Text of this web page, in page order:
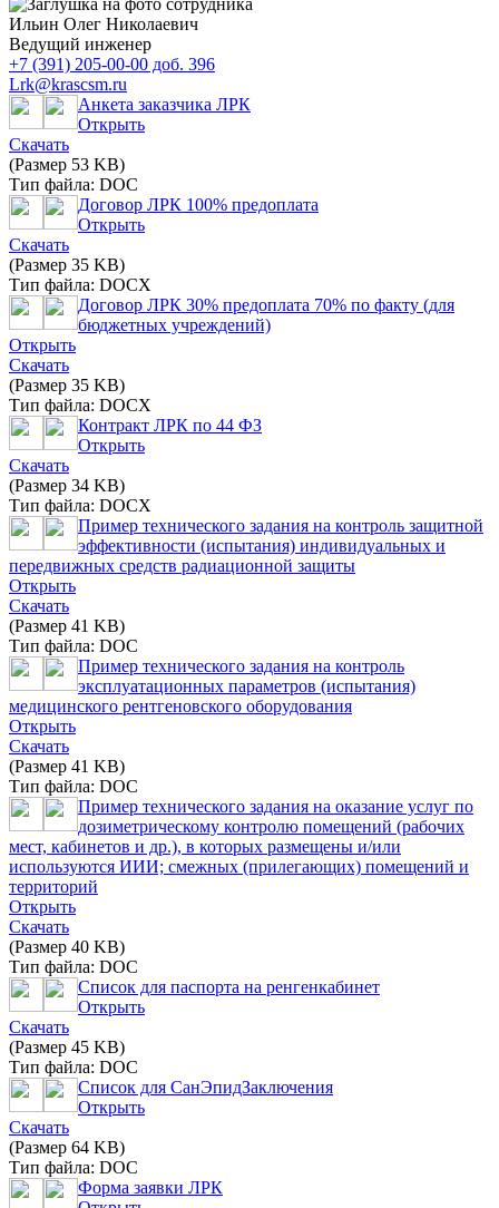
Ильин Олег Николаевич
Ведущий инженер
+7 (391) 205-00-00 доб. 396
Lrk@krascsm.ru
Анкета заказчика ЛРК
Открыть
Скачать
(Размер 53 KB)
Тип файла: DOC
Договор ЛРК 100% предоплата
Открыть
Скачать
(Размер 35 KB)
Тип файла: DOCX
Договор ЛРК 30% предоплата 70% по факту (для
бюджетных учреждений)
Открыть
Скачать
(Размер 35 KB)
Тип файла: DOCX
Контракт ЛРК по 44 ФЗ
Открыть
Скачать
(Размер 34 KB)
Тип файла: DOCX
Пример технического задания на контроль защитной
эффективности (испытания) индивидуальных и
передвижных средств радиационной защиты
Открыть
Скачать
(Размер 41 KB)
Тип файла: DOC
Пример технического задания на контроль
эксплуатационных параметров (испытания)
медицинского рентгеновского оборудования
Открыть
Скачать
(Размер 41 KB)
Тип файла: DOC
Пример технического задания на оказание услуг по
дозиметрическому контролю помещений (рабочих
мест, кабинетов и др.), в которых размещены и/или
используются ИИИ; смежных (прилегающих) помещений и
территорий
Открыть
Скачать
(Размер 40 KB)
Тип файла: DOC
Список для паспорта на ренгенкабинет
Открыть
Скачать
(Размер 45 KB)
Тип файла: DOC
Список для СанЭпидЗаключения
Открыть
Скачать
(Размер 64 KB)
Тип файла: DOC
Форма заявки ЛРК